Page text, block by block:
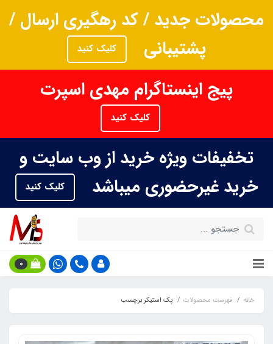
محصولات جدید / کد رهگیری ارسال /
پشتیبانی
کلیک کنید
پیج اینستاگرام مهدی اسپرت
کلیک کنید
تخفیفات ویژه خرید از وب سایت و
خرید غیرحضوری میباشد
کلیک کنید
0
خانه فهرست محصولات پک استیکر برچسب